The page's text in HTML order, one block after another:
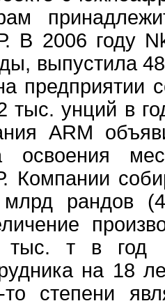
В 2006 году
выпустила
предприятии
унций в
ARM
освоения
Компании
рандов
т в год
на 18
степени